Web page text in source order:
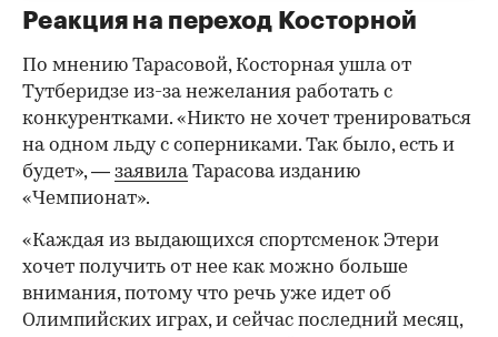
Реакция на переход Косторной
По мнению Тарасовой, Косторная ушла от
Тутберидзе из-за нежелания работать с
конкурентками. «Никто не хочет тренироваться
на одном льду с соперниками. Так было, есть и
будет», — заявилаТарасова изданию
«Чемпионат».
«Каждая из выдающихся спортсменок Этери
хочет получить от нее как можно больше
внимания, потому что речь уже идет об
Олимпийских играх, и сейчас последний месяц,